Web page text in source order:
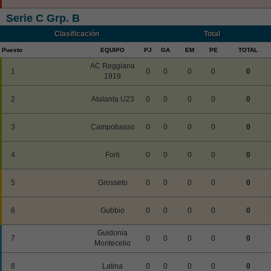
Serie C Grp. B
Clasificación Total
Puesto EQUIPO PJ GA EM PE TOTAL
1
AC Reggiana
1919
0 0 0 0 0
2 Atalanta U23 0 0 0 0 0
3 Campobasso 0 0 0 0 0
4 Forli 0 0 0 0 0
5 Grosseto 0 0 0 0 0
6 Gubbio 0 0 0 0 0
7
Guidonia
Montecelio
0 0 0 0 0
8 Latina 0 0 0 0 0